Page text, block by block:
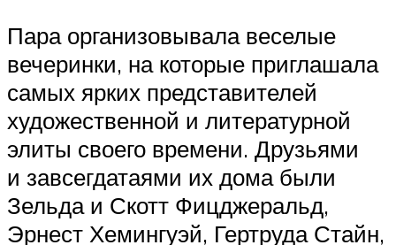
Пара организовывала веселые
вечеринки, на которые приглашала
самых ярких представителей
художественной и литературной
элиты своего времени. Друзьями
и завсегдатаями их дома были
Зельда и Скотт Фицджеральд,
Эрнест Хемингуэй, Гертруда Стайн,